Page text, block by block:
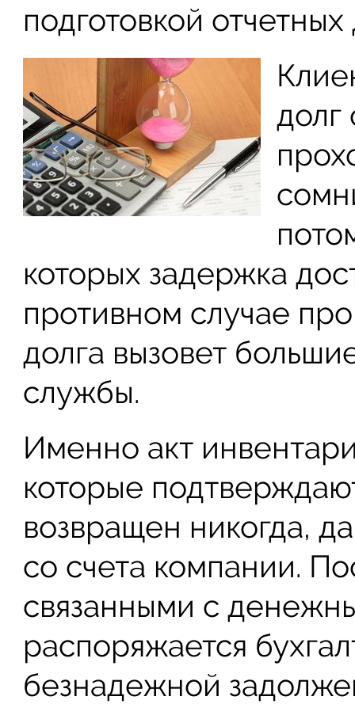
подготовкой
долг
которых задержка
противном случае
долга вызовет
службы.
Именно акт
которые
возвращен никогда,
со счета компании.
связанными с
распоряжается
безнадежной